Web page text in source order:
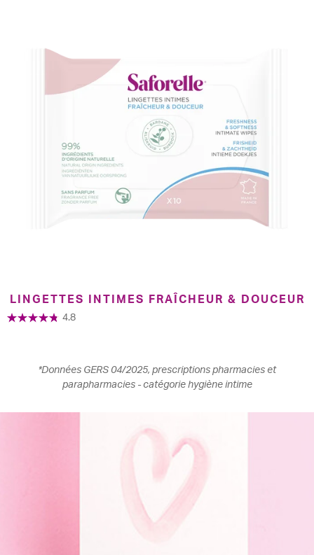
LINGETTES INTIMES FRAÎCHEUR & DOUCEUR
4.8
*Données GERS 04/2025, prescriptions pharmacies et
parapharmacies - catégorie hygiène intime